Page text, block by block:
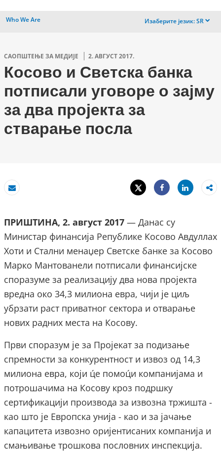
Who We Are Изаберите језик:SR dropdown
САОПШТЕЊЕ ЗА МЕДИЈЕ 2. АВГУСТ 2017.
Косово и Светска банка
потписали уговоре о зајму
за два пројекта за
стварање посла
Пошаљи
Tweet
Share
Share
ПРИШТИНА, 2. август 2017 — Данас су
Министар финансија Републике Косово Авдуллах
Хоти и Стални менаџер Светске банке за Косово
Марко Мантованели потписали финансијске
споразуме за реализацију два нова пројекта
вредна око 34,3 милиона евра, чији је циљ
убрзати раст приватног сектора и отварање
нових радних места на Косову.
Први споразум је за Пројекат за подизање
спремности за конкурентност и извоз од 14,3
милиона евра, који ц́е помоц́и компанијама и
потрошачима на Косову кроз подршку
сертификацији производа за извозна тржишта -
као што је Европска унија - као и за јачање
капацитета извозно оријентисаних компанија и
смањивање трошкова пословних инспекција.